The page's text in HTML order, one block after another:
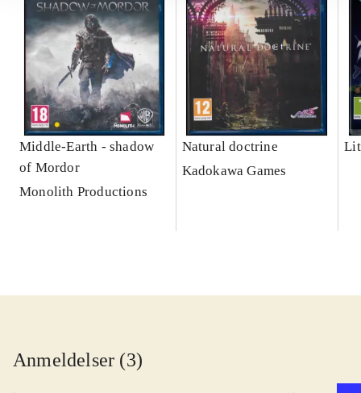
Middle-Earth - shadow
of Mordor
Monolith Productions
Natural doctrine
Kadokawa Games
Anmeldelser (3)